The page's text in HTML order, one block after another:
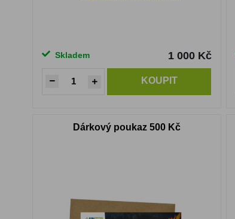
Skladem 1 000 Kč
KOUPIT
Dárkový poukaz 500 Kč